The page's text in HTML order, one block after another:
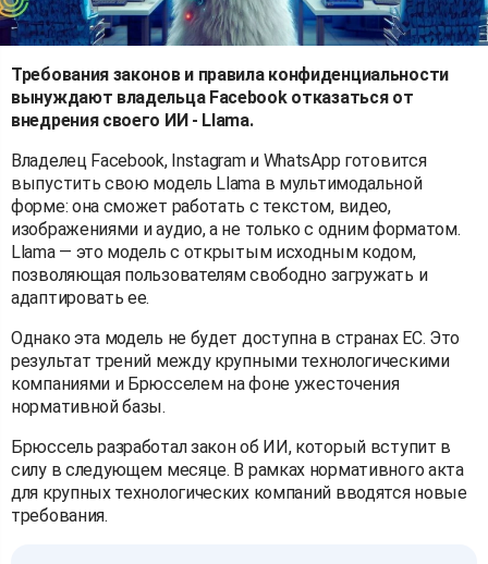
Требования законов и правила конфиденциальности
вынуждают владельца Facebook отказаться от
внедрения своего ИИ - Llama.
Владелец Facebook, Instagram и WhatsApp готовится
выпустить свою модель Llama в мультимодальной
форме: она сможет работать с текстом, видео,
изображениями и аудио, а не только с одним форматом.
Llama — это модель с открытым исходным кодом,
позволяющая пользователям свободно загружать и
адаптировать ее.
Однако эта модель не будет доступна в странах ЕС. Это
результат трений между крупными технологическими
компаниями и Брюсселем на фоне ужесточения
нормативной базы.
Брюссель разработал закон об ИИ, который вступит в
силу в следующем месяце. В рамках нормативного акта
для крупных технологических компаний вводятся новые
требования.